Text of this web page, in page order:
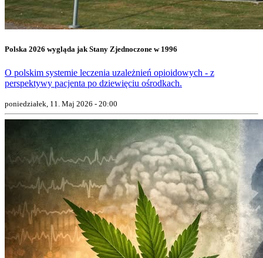
Polska 2026 wygląda jak Stany Zjednoczone w 1996
O polskim systemie leczenia uzależnień opioidowych - z
perspektywy pacjenta po dziewięciu ośrodkach.
poniedziałek, 11. Maj 2026 - 20:00